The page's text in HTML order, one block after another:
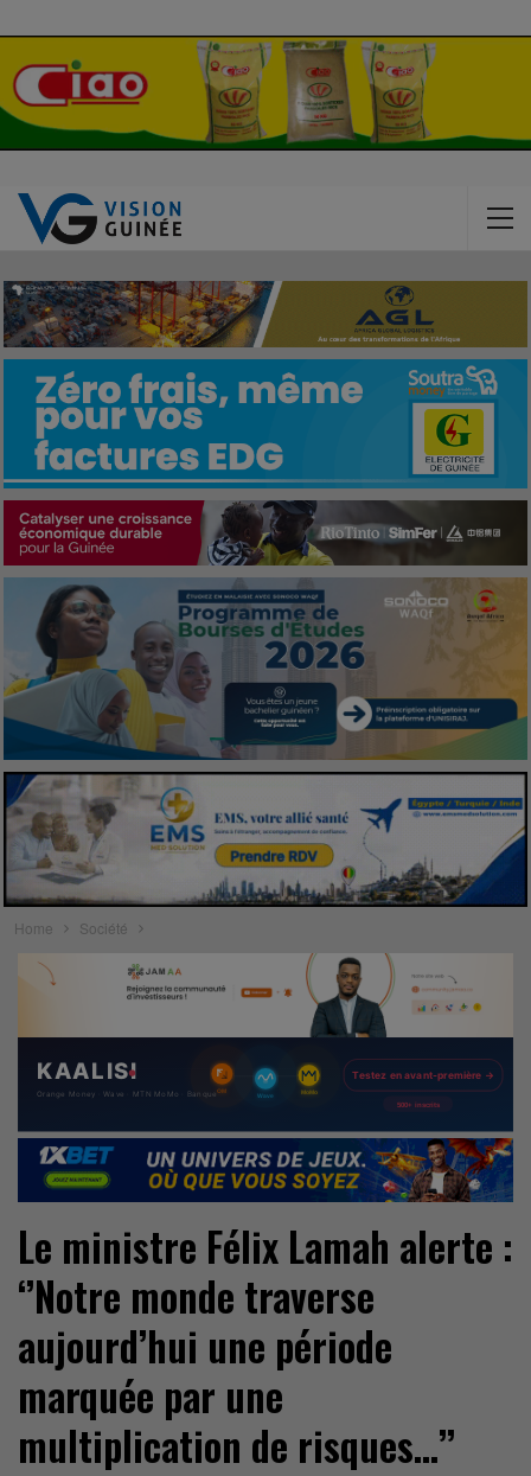
Home Société
Le ministre Félix Lamah alerte :
‘’Notre monde traverse
aujourd’hui une période
marquée par une
multiplication de risques…’’